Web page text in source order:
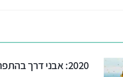
2020: אבני דרך בהתפתחות העיר חריש